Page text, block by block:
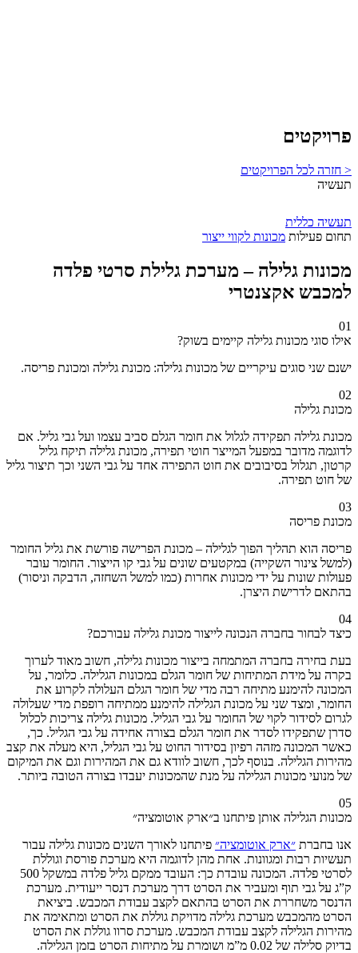
פרויקטים
< חזרה לכל הפרויקטים
תעשיה
תעשיה כללית
תחום פעילות מכונות לקווי ייצור
מכונות גלילה – מערכת גלילת סרטי פלדה
למכבש אקצנטרי
01
אילו סוגי מכונות גלילה קיימים בשוק?
ישנם שני סוגים עיקריים של מכונות גלילה: מכונת גלילה ומכונת פריסה.
02
מכונת גלילה
מכונת גלילה תפקידה לגלול את חומר הגלם סביב עצמו ועל גבי גליל. אם
לדוגמה מדובר במפעל המייצר חוטי תפירה, מכונת גלילה תיקח גליל
קרטון, תגלול בסיבובים את חוט התפירה אחד על גבי השני וכך תיצור גליל
של חוט תפירה.
03
מכונת פריסה
פריסה הוא תהליך הפוך לגלילה – מכונת הפרישה פורשת את גליל החומר
(למשל צינור השקייה) במקטעים שונים על גבי קו הייצור. החומר עובר
פעולות שונות על ידי מכונות אחרות (כמו למשל השחזה, הדבקה וניסור)
בהתאם לדרישת היצרן.
04
כיצד לבחור בחברה הנכונה לייצור מכונת גלילה עבורכם?
בעת בחירה בחברה המתמחה בייצור מכונות גלילה, חשוב מאוד לערוך
בקרה על מידת המתיחות של חומר הגלם במכונות הגלילה. כלומר, על
המכונה להימנע מתיחה רבה מדי של חומר הגלם העלולה לקרוע את
החומר, ומצד שני על מכונת הגלילה להימנע ממתיחה רופפת מדי שעלולה
לגרום לסידור לקוי של החומר על גבי הגליל. מכונות גלילה צריכות לכלול
סדרן שתפקידו לסדר את חומר הגלם בצורה אחידה על גבי הגליל. כך,
כאשר המכונה מזהה רפיון בסידור החוט על גבי הגליל, היא מעלה את קצב
מהירות הגלילה. בנוסף לכך, חשוב לוודא גם את המהירות וגם את המיקום
של מנועי מכונות הגלילה על מנת שהמכונות יעבדו בצורה הטובה ביותר.
05
מכונות הגלילה אותן פיתחנו ב״ארק אוטומציה״
אנו בחברת ״ארק אוטומציה״ פיתחנו לאורך השנים מכונות גלילה עבור
תעשיות רבות ומגוונות. אחת מהן לדוגמה היא מערכת פורסת וגוללת
לסרטי פלדה. המכונה עובדת כך: העובד ממקם גליל פלדה במשקל 500
ק”ג על גבי תוף ומעביר את הסרט דרך מערכת דנסר ייעודית. מערכת
הדנסר משחררת את הסרט בהתאם לקצב עבודת המכבש. ביציאת
הסרט מהמכבש מערכת גלילה מדויקת גוללת את הסרט ומתאימה את
מהירות הגלילה לקצב עבודת המכבש. מערכת סרוו גוללת את הסרט
בדיוק סלילה של 0.02 מ”מ ושומרת על מתיחות הסרט בזמן הגלילה.